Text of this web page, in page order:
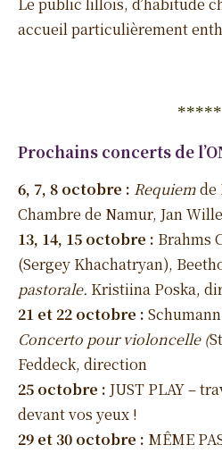
accueil particulièrement
*****
Prochains concerts de
6, 7, 8 octobre : Requiemde
Chambre de Namur, Jan
13, 14, 15 octobre : Brahms
(Sergey Khachatryan),
pastorale. Kristiina Poska,
21 et 22 octobre : Schumann
Concerto pour violoncelle (
Feddeck, direction
25 octobre : JUST PLAY –
devant vos yeux !
29 et 30 octobre : MÊME